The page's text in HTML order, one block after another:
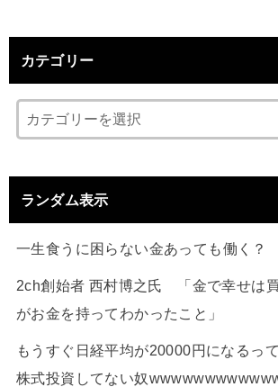
カテゴリー
ランダム表示
一生食うに困らない金あっても働く？
2ch創始者 西村博之氏 「金で幸せは
がお金を持ってわかったこと」
もうすぐ日経平均が20000円になるっ
株式投資してない奴